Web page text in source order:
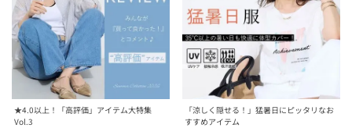
★4.0以上！「高評価」アイテム大特集
Vol.3
「涼しく隠せる！」猛暑日にピッタリなお
すすめアイテム